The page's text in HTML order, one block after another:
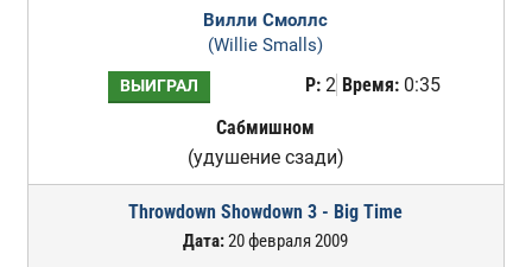
Вилли Смоллс
(Willie Smalls)
ВЫИГРАЛ Р:2 Время:0:35
Сабмишном
(удушение сзади)
Throwdown Showdown 3 - Big Time
Дата:20 февраля 2009